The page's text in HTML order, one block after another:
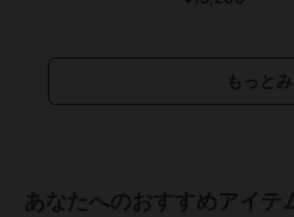
シューズ
／ バ
カラー
グレー、スチー
ーキ、グリーン
もっと
あなたへのおすすめアイテ